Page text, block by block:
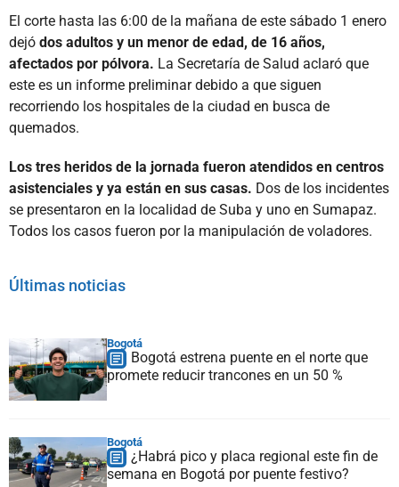
El corte hasta las 6:00 de la mañana de este sábado 1 enero
dejó dos adultos y un menor de edad, de 16 años,
afectados por pólvora. La Secretaría de Salud aclaró que
este es un informe preliminar debido a que siguen
recorriendo los hospitales de la ciudad en busca de
quemados.
Los tres heridos de la jornada fueron atendidos en centros
asistenciales y ya están en sus casas. Dos de los incidentes
se presentaron en la localidad de Suba y uno en Sumapaz.
Todos los casos fueron por la manipulación de voladores.
Últimas noticias
Bogotá
Bogotá estrena puente en el norte que
promete reducir trancones en un 50 %
Bogotá
¿Habrá pico y placa regional este fin de
semana en Bogotá por puente festivo?